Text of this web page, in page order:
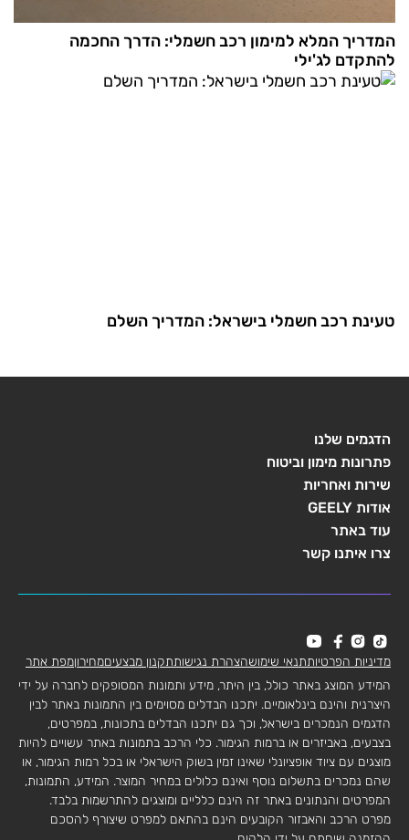
המדריך המלא למימון רכב חשמלי: הדרך החכמה
להתקדם לג'ילי
טעינת רכב חשמלי בישראל: המדריך השלם
הדגמים שלנו
פתרונות מימון וביטוח
שירות ואחריות
אודות GEELY
עוד באתר
צרו איתנו קשר
מדיניות הפרטיותתנאי שימושהצהרת נגישותתקנון מבצעיםמחירוןמפת אתר
המידע המוצג באתר כולל, בין היתר, מידע ותמונות המסופקים לחברה על ידי
היצרנית והינם בינלאומיים. יתכנו הבדלים מסוימים בין התמונות באתר לבין
הדגמים הנמכרים בישראל, וכך גם יתכנו הבדלים בתכונות, במפרטים,
בצבעים, באביזרים או ברמות הגימור. כלי הרכב בתמונות באתר עשויים להיות
מוצגים עם ציוד אופציונלי שאינו זמין בשוק הישראלי או בכל רמות הגימור, או
שהם נמכרים בתשלום נוסף ואינם כלולים במחיר המוצר. המידע, התמונות,
המפרטים והנתונים באתר זה הינם כלליים ומוצגים להתרשמות בלבד.
מפרט הרכב והאבזור הקובעים הינם בהתאם למפרט שיצורף להסכם